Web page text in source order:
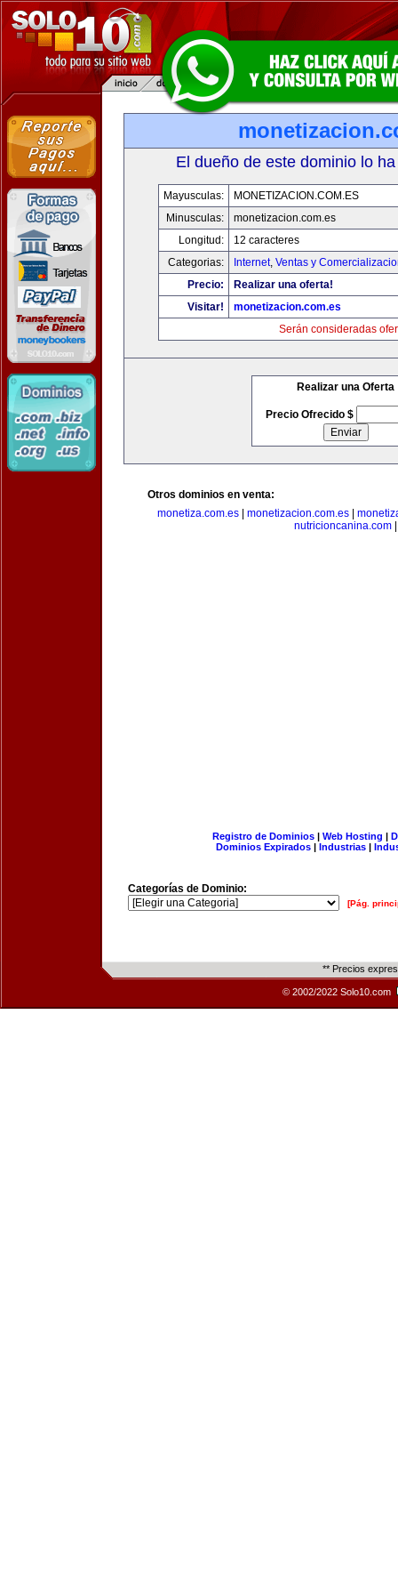
El dueño de este dominio lo
Mayusculas:
MONETIZACION.COM.ES
Minusculas:
monetizacion.com.es
Longitud:
12 caracteres
Categorias:
Internet, Ventas y
Precio:
Realizar una oferta!
Visitar!
monetizacion.com.es
Serán consideradas
Realizar una Oferta
Precio Ofrecido $
Otros dominios en venta:
monetiza.com.es| monetizacion.com.es|
nutricioncanina.com
Registro de Dominios| Web Hosting |
Dominios Expirados | Industrias |
Categorías de Dominio:
[Pág.
** Precios
© 2002/2022 Solo10.com